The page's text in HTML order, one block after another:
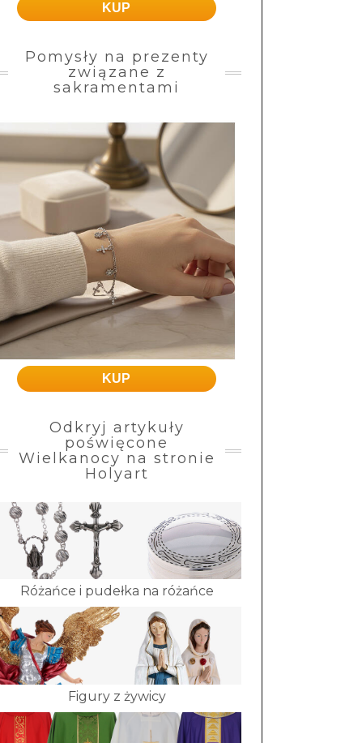
KUP
Pomysły na prezenty
związane z
sakramentami
KUP
Odkryj artykuły
poświęcone
Wielkanocy na stronie
Holyart
Różańce i pudełka na różańce
Figury z żywicy